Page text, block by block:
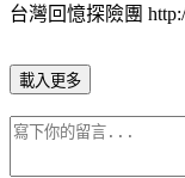
台灣回憶探險團
載入更多